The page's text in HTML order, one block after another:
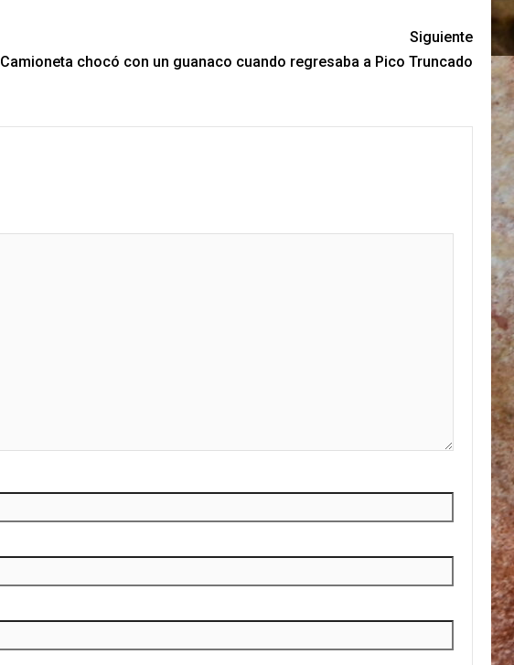
Siguiente
Camioneta chocó con un guanaco cuando regresaba a Pico Truncado